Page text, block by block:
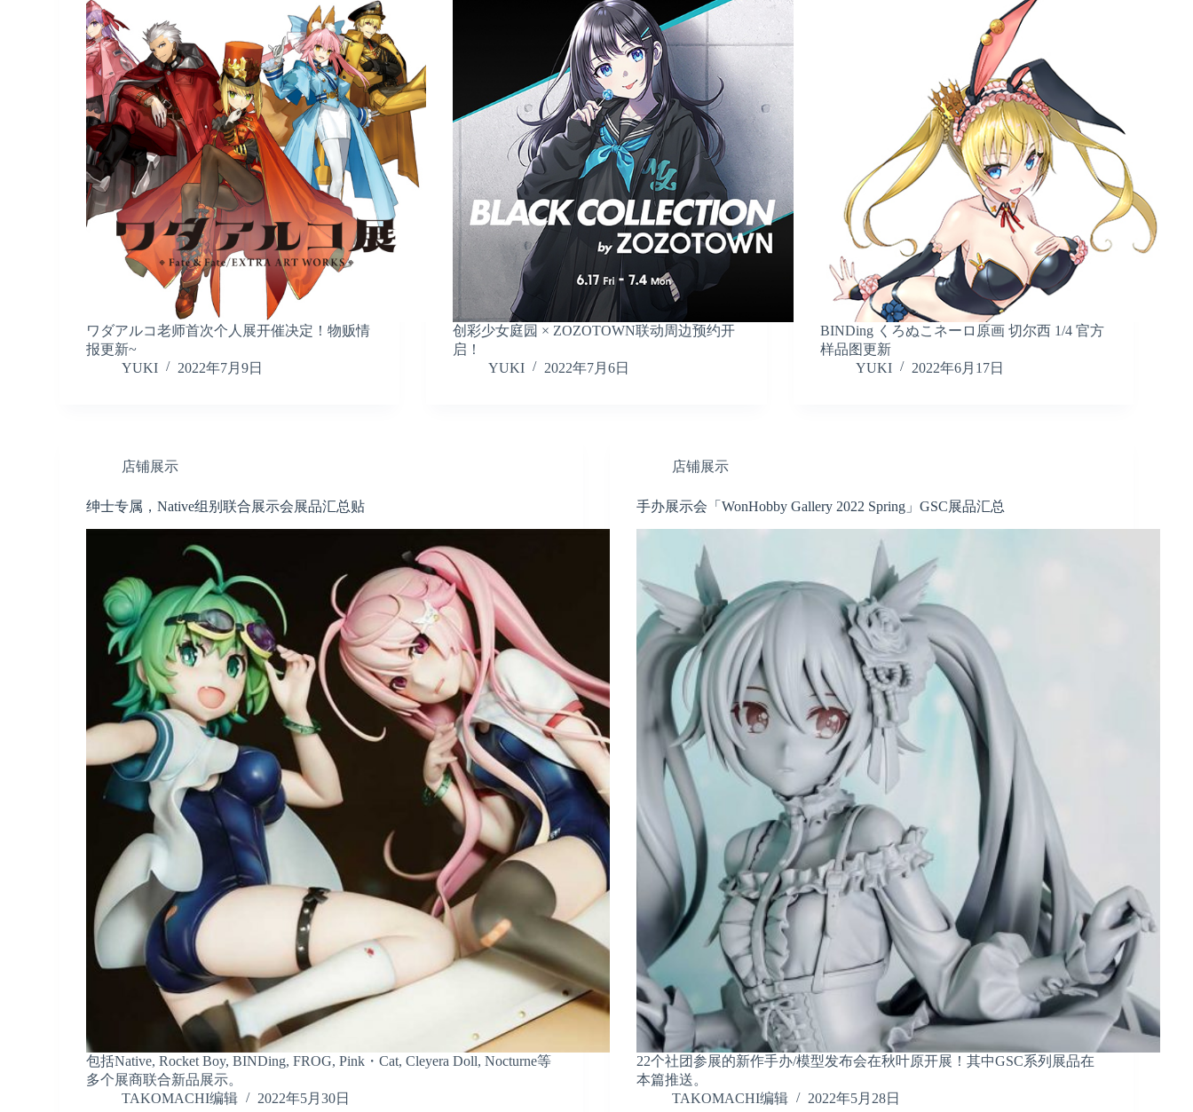
ワダアルコ老师首次个人展开催决定！物贩情
报更新~
YUKI
2022年7月9日
创彩少女庭园 × ZOZOTOWN联动周边预约开
启！
YUKI
2022年7月6日
BINDing くろぬこネーロ原画 切尔西 1/4 官方
样品图更新
YUKI
2022年6月17日
店铺展示
绅士专属，Native组别联合展示会展品汇总贴
包括Native, Rocket Boy, BINDing, FROG, Pink・Cat, Cleyera Doll, Nocturne等
多个展商联合新品展示。
TAKOMACHI编辑
2022年5月30日
店铺展示
手办展示会「WonHobby Gallery 2022 Spring」GSC展品汇总
22个社团参展的新作手办/模型发布会在秋叶原开展！其中GSC系列展品在
本篇推送。
TAKOMACHI编辑
2022年5月28日